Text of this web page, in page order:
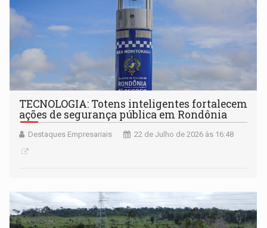
TECNOLOGIA: Totens inteligentes fortalecem
ações de segurança pública em Rondônia
Destaques Empresariais 22 de Julho de 2026 às 16:48